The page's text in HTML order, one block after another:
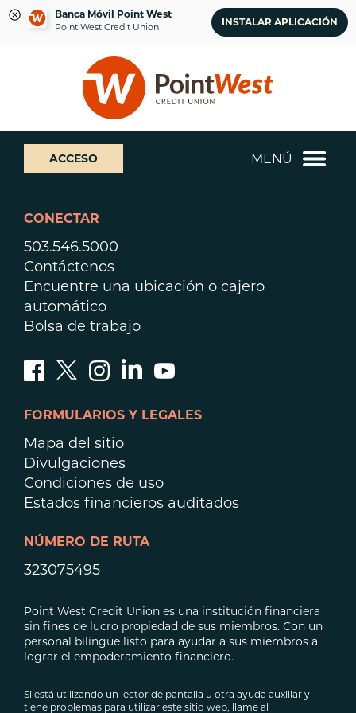
Banca Móvil Point West
Point West Credit Union INSTALAR APLICACIÓN
sesión
banca
¿Qué
podemos
ayudarte
a
ACCESO MENÚ
CONECTAR
503.546.5000
Contáctenos
Encuentre una ubicación o cajero
automático
Bolsa de trabajo
FORMULARIOS Y LEGALES
Mapa del sitio
Divulgaciones
Condiciones de uso
Estados financieros auditados
NÚMERO DE RUTA
323075495
Point West Credit Union es una institución financiera
sin fines de lucro propiedad de sus miembros. Con un
personal bilingüe listo para ayudar a sus miembros a
lograr el empoderamiento financiero.
Si está utilizando un lector de pantalla u otra ayuda auxiliar y
tiene problemas para utilizar este sitio web, llame al